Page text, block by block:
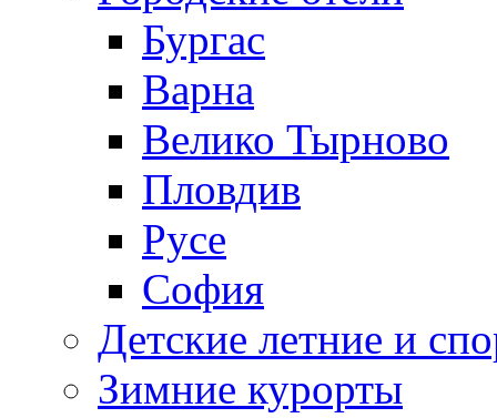
Бургас
Варна
Велико Тырново
Пловдив
Русе
София
Детские летние и
Зимние курорты